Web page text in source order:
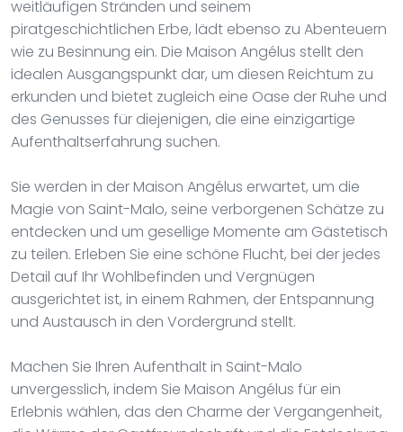
weitläufigen Stränden und seinem
piratgeschichtlichen Erbe, lädt ebenso zu Abenteuern
wie zu Besinnung ein. Die Maison Angélus stellt den
idealen Ausgangspunkt dar, um diesen Reichtum zu
erkunden und bietet zugleich eine Oase der Ruhe und
des Genusses für diejenigen, die eine einzigartige
Aufenthaltserfahrung suchen.
Sie werden in der Maison Angélus erwartet, um die
Magie von Saint-Malo, seine verborgenen Schätze zu
entdecken und um gesellige Momente am Gästetisch
zu teilen. Erleben Sie eine schöne Flucht, bei der jedes
Detail auf Ihr Wohlbefinden und Vergnügen
ausgerichtet ist, in einem Rahmen, der Entspannung
und Austausch in den Vordergrund stellt.
Machen Sie Ihren Aufenthalt in Saint-Malo
unvergesslich, indem Sie Maison Angélus für ein
Erlebnis wählen, das den Charme der Vergangenheit,